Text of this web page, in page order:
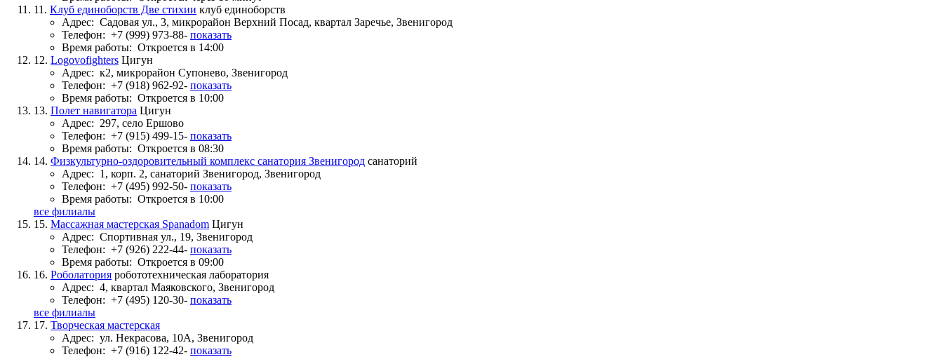
11. Клуб единоборств Две стихии клуб единоборств
Адрес: Садовая ул., 3, микрорайон Верхний Посад, квартал Заречье, Звенигород
Телефон: +7 (999) 973-88- показать
Время работы: Откроется в 14:00
12. Logovofighters Цигун
Адрес: к2, микрорайон Супонево, Звенигород
Телефон: +7 (918) 962-92- показать
Время работы: Откроется в 10:00
13. Полет навигатора Цигун
Адрес: 297, село Ершово
Телефон: +7 (915) 499-15- показать
Время работы: Откроется в 08:30
14. Физкультурно-оздоровительный комплекс санатория Звенигород санаторий
Адрес: 1, корп. 2, санаторий Звенигород, Звенигород
Телефон: +7 (495) 992-50- показать
Время работы: Откроется в 10:00
все филиалы
15. Массажная мастерская Spanadom Цигун
Адрес: Спортивная ул., 19, Звенигород
Телефон: +7 (926) 222-44- показать
Время работы: Откроется в 09:00
16. Роболатория робототехническая лаборатория
Адрес: 4, квартал Маяковского, Звенигород
Телефон: +7 (495) 120-30- показать
все филиалы
17. Творческая мастерская
Адрес: ул. Некрасова, 10А, Звенигород
Телефон: +7 (916) 122-42- показать